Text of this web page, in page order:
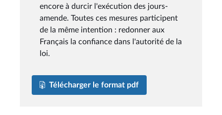
encore à durcir l'exécution des jours-
amende. Toutes ces mesures participent
de la même intention : redonner aux
Français la confiance dans l'autorité de la
loi.
Télécharger le format pdf